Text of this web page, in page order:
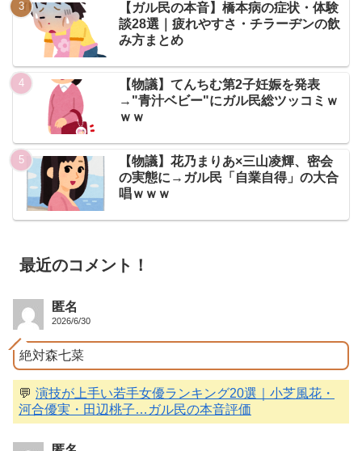
【ガル民の本音】橋本病の症状・体験
談28選｜疲れやすさ・チラーヂンの飲
み方まとめ
【物議】てんちむ第2子妊娠を発表
→"青汁ベビー"にガル民総ツッコミｗ
ｗｗ
【物議】花乃まりあ×三山凌輝、密会
の実態に→ガル民「自業自得」の大合
唱ｗｗｗ
最近のコメント！
匿名
2026/6/30
絶対森七菜
💬 演技が上手い若手女優ランキング20選｜小芝風花・
河合優実・田辺桃子…ガル民の本音評価